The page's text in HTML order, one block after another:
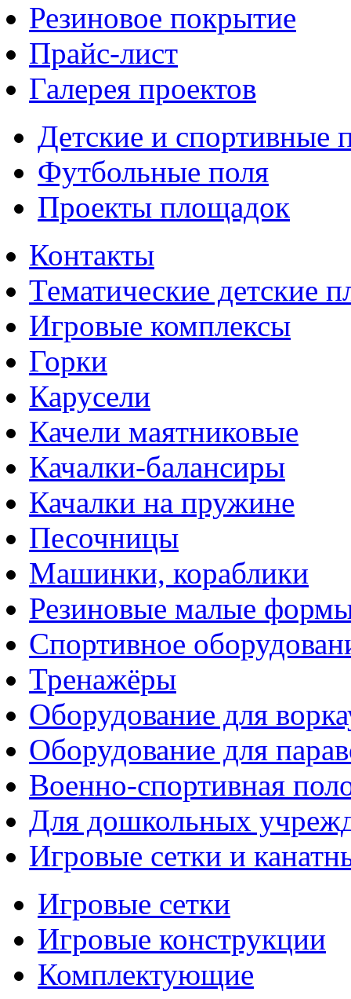
Резиновое покрытие
Прайс-лист
Галерея проектов
Детские и спортивные
Футбольные поля
Проекты площадок
Контакты
Тематические детские
Игровые комплексы
Горки
Карусели
Качели маятниковые
Качалки-балансиры
Качалки на пружине
Песочницы
Машинки, кораблики
Резиновые малые
Спортивное
Тренажёры
Оборудование для
Оборудование для
Военно-спортивная
Для дошкольных
Игровые сетки и
Игровые сетки
Игровые конструкции
Комплектующие